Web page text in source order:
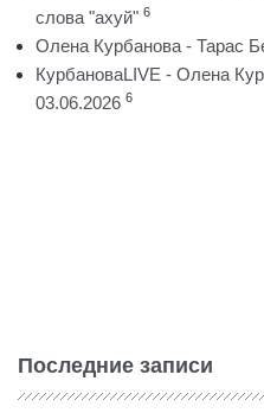
слова "ахуй" 6
Олена Курбанова - Тарас
КурбановаLIVE - Олена
03.06.2026 6
Последние записи